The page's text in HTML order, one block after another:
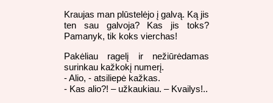
Kraujas man plūstelėjo į galvą. Ką jis
ten sau galvoja? Kas jis toks?
Pamanyk, tik koks vierchas!
Pakėliau ragelį ir nežiūrėdamas
surinkau kažkokį numerį.
- Alio, - atsiliepė kažkas.
- Kas alio?! – užkaukiau. – Kvailys!..